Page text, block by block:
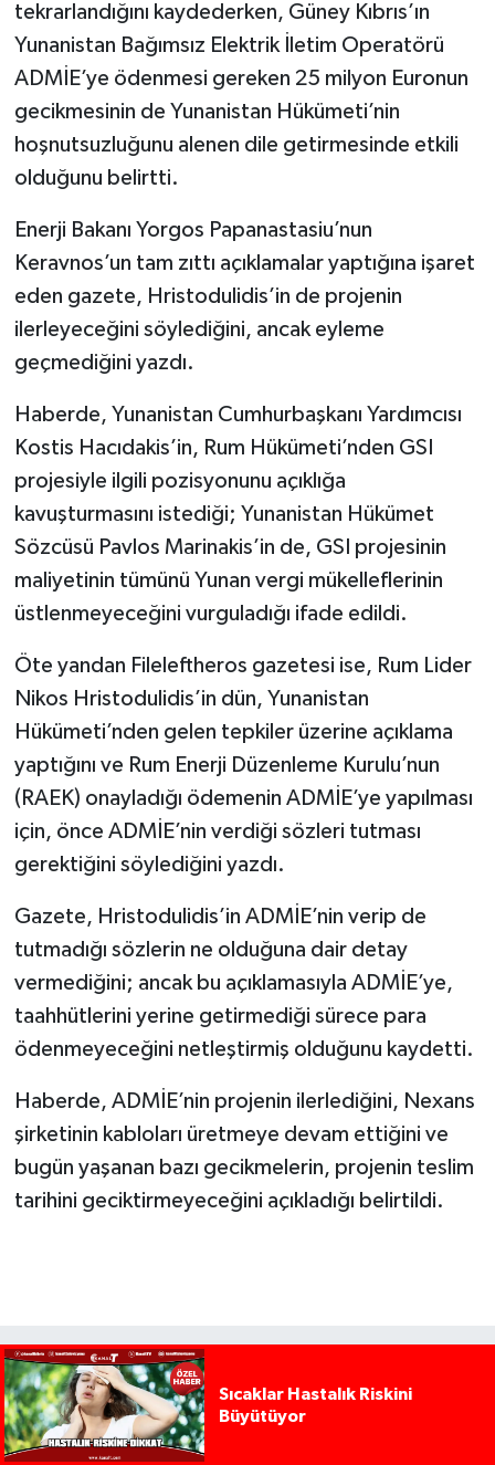
tekrarlandığını kaydederken, Güney Kıbrıs’ın
Yunanistan Bağımsız Elektrik İletim Operatörü
ADMİE’ye ödenmesi gereken 25 milyon Euronun
gecikmesinin de Yunanistan Hükümeti’nin
hoşnutsuzluğunu alenen dile getirmesinde etkili
olduğunu belirtti.
Enerji Bakanı Yorgos Papanastasiu’nun
Keravnos’un tam zıttı açıklamalar yaptığına işaret
eden gazete, Hristodulidis’in de projenin
ilerleyeceğini söylediğini, ancak eyleme
geçmediğini yazdı.
Haberde, Yunanistan Cumhurbaşkanı Yardımcısı
Kostis Hacıdakis’in, Rum Hükümeti’nden GSI
projesiyle ilgili pozisyonunu açıklığa
kavuşturmasını istediği; Yunanistan Hükümet
Sözcüsü Pavlos Marinakis’in de, GSI projesinin
maliyetinin tümünü Yunan vergi mükelleflerinin
üstlenmeyeceğini vurguladığı ifade edildi.
Öte yandan Fileleftheros gazetesi ise, Rum Lider
Nikos Hristodulidis’in dün, Yunanistan
Hükümeti’nden gelen tepkiler üzerine açıklama
yaptığını ve Rum Enerji Düzenleme Kurulu’nun
(RAEK) onayladığı ödemenin ADMİE’ye yapılması
için, önce ADMİE’nin verdiği sözleri tutması
gerektiğini söylediğini yazdı.
Gazete, Hristodulidis’in ADMİE’nin verip de
tutmadığı sözlerin ne olduğuna dair detay
vermediğini; ancak bu açıklamasıyla ADMİE’ye,
taahhütlerini yerine getirmediği sürece para
ödenmeyeceğini netleştirmiş olduğunu kaydetti.
Haberde, ADMİE’nin projenin ilerlediğini, Nexans
şirketinin kabloları üretmeye devam ettiğini ve
bugün yaşanan bazı gecikmelerin, projenin teslim
tarihini geciktirmeyeceğini açıkladığı belirtildi.
Sıcaklar Hastalık Riskini
Büyütüyor